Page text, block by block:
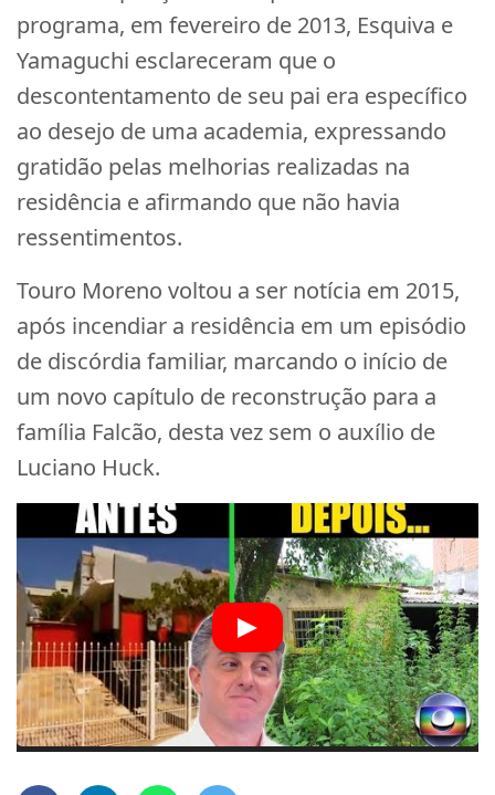
programa, em fevereiro de 2013, Esquiva e
Yamaguchi esclareceram que o
descontentamento de seu pai era específico
ao desejo de uma academia, expressando
gratidão pelas melhorias realizadas na
residência e afirmando que não havia
ressentimentos.
Touro Moreno voltou a ser notícia em 2015,
após incendiar a residência em um episódio
de discórdia familiar, marcando o início de
um novo capítulo de reconstrução para a
família Falcão, desta vez sem o auxílio de
Luciano Huck.